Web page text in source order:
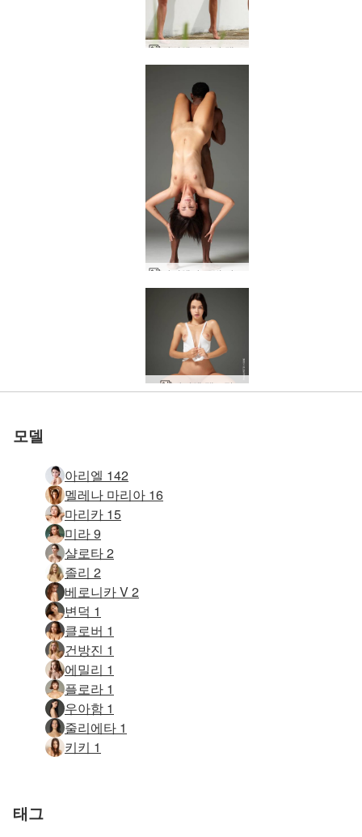
아리엘 마리카 멜레나 마리아 더 네이키드 월
아리엘 탱크탑아리엘과 로빈의 알몸
아리엘 뛰어난 에로티카
아리엘 바디 컨트롤
아리엘과 로빈 누드 운동 선수
아리엘 슬로우 섹시 심포니
아리엘 알몸 곡예사
아리엘 고해상도 누드
아리엘 선샤인
아리엘 핫 모델
자위 마사지 아리엘과 멜레나 마리아 하렘
아리엘 선레이Ariel 황혼의 해변 누드
아리엘 누드시정글에서 아리엘 마리카 멜레나 마리아 누드
아리엘 체포
아리엘 동물주의
아리엘과 알렉스의 삶은 해변
해변에서 아리엘과 알렉스 섹스
아리엘 좌초 천사아리엘과 알렉스 탄트라 터치
에로틱 비치 마사지
아리엘 엔젤릭아리엘 절묘한 에로틱
Ariel Marika Melena Mira 4 누드 비치 님프
열대 탄트라 마사지
아리엘 천사 세트 무료
아리엘 하네스 란제리
아리엘 엔젤 누드
아리엘 섹스 심볼아리엘과 마이크 깊은 에로틱 마사지
아리엘 검정 양말
Ariel과 Mike 검정 흰색 사랑아리엘 페미닌 안티페미니스트
아리엘 바르셀로나 안락 의자
아리엘 포토 판타지
아리엘 하이힐아리엘과 마이크의 부드러운 터치
아리엘 무결점 미모
아리엘 누드 아이콘
아리엘 더 바디아리엘 디자이너 섹스 인형
아리엘 누드 모델아리엘 앉아 아름다움
아리엘 더블 비전
안마사를 기다리는 아리엘
아리엘 성적 감각성적 자극 마사지의 예술
아리엘 누드 아트
아리엘 명백한 무죄
아리엘 엔젤 플라잉 하이
아리엘 섹시 피트니스
슬로우 모션의 아리엘 뷰티
아리엘 극단적인 누드
진동 에로틱 마사지
Ariel 깜박임 공상아리엘과 알렉스 친밀감
아리엘 알몸 운동
아리엘 페티쉬 재미
아리엘 명백한 우수성
아리엘 에로틱 머드 마사지
사랑을 나누는 아리엘과 알렉스
아리엘 알몸 피트니스
아리엘 에로티카아리엘 바디 머드 마스크
아리엘과 알렉스 노출
아리엘 섹스세르시스
아리엘 개인 초상화
Ariel Soul-Stretching 성적 마사지
아리엘 소개
모델
아리엘 142
멜레나 마리아 16
마리카 15
미라 9
샬로타 2
졸리 2
베로니카 V 2
변덕 1
클로버 1
건방진 1
에밀리 1
플로라 1
우아함 1
줄리에타 1
키키 1
태그